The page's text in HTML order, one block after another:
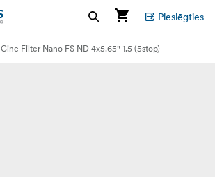
Pieslēgties
Cine Filter Nano FS ND 4x5.65" 1.5 (5stop)